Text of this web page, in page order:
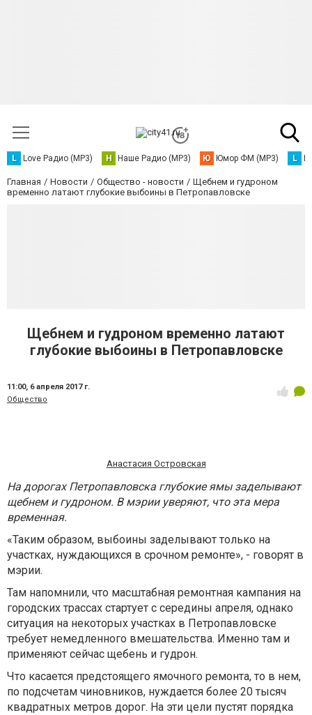
L Love Радио (MP3) Н Наше Радио (MP3) Ю Юмор ФМ (MP3) L
Главная Новости Общество - новости
Щебнем и гудроном
временно латают глубокие выбоины в Петропавловске
Щебнем и гудроном временно латают
глубокие выбоины в Петропавловске
11:00, 6 апреля 2017 г.
Общество
Анастасия Островская
На дорогах Петропавловска глубокие ямы заделывают
щебнем и гудроном. В мэрии уверяют, что эта мера
временная.
«Таким образом, выбоины заделывают только на
участках, нуждающихся в срочном ремонте», - говорят в
мэрии.
Там напомнили, что масштабная ремонтная кампания на
городских трассах стартует с середины апреля, однако
ситуация на некоторых участках в Петропавловске
требует немедленного вмешательства. Именно там и
применяют сейчас щебень и гудрон.
Что касается предстоящего ямочного ремонта, то в нем,
по подсчетам чиновников, нуждается более 20 тысяч
квадратных метров дорог. На эти цели пустят порядка